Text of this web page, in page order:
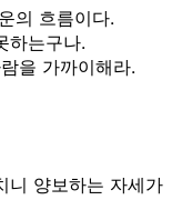
의 흐름이다.
하는구나.
을 가까이해라.
니 양보하는 자세가